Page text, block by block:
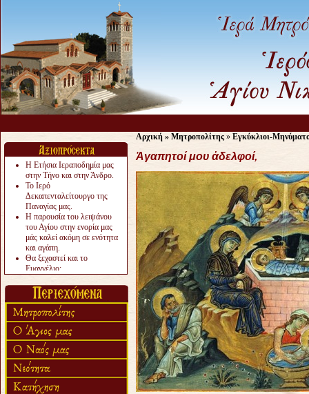
Η Ετήσια Ιεραποδημία μας
στην Τήνο και στην Άνδρο.
Το Ιερό
Δεκαπενταλείτουργο της
Παναγίας μας.
Η παρουσία του λειψάνου
του Αγίου στην ενορία μας
μάς καλεί ακόμη σε ενότητα
και αγάπη.
Θα ξεχαστεί και το
Ευαγγέλιο;
«πολύ αργά».
Ζητείται....
Αρχική » Μητροπολίτης » Εγκύκλιοι-
Ἀγαπητοί μου ἀδελφοί,